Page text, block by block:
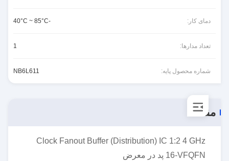
دمای کار: -40°C ~ 85°C
تعداد مدارها: 1
شماره محصول پایه: NB6L611
مقدمه
Clock Fanout Buffer (Distribution) IC 1:2 4 GHz
16-VFQFN پد در معرض